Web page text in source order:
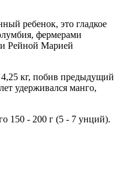
ребенок, это гладкое
фермерами
Рейной Марией
кг, побив предыдущий
удерживался манго,
150 - 200 г (5 - 7 унций).